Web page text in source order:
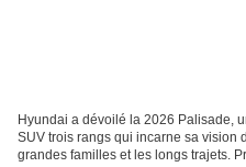
Hyundai a dévoilé la 2026 Palisade,
SUV trois rangs qui incarne sa vision
grandes familles et les longs trajets.